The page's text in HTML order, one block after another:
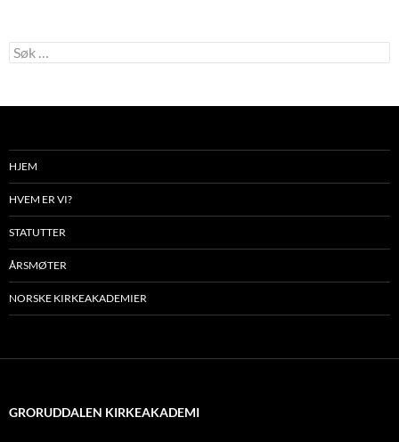
Søk
etter:
HJEM
HVEM ER VI?
STATUTTER
ÅRSMØTER
NORSKE KIRKEAKADEMIER
GRORUDDALEN KIRKEAKADEMI